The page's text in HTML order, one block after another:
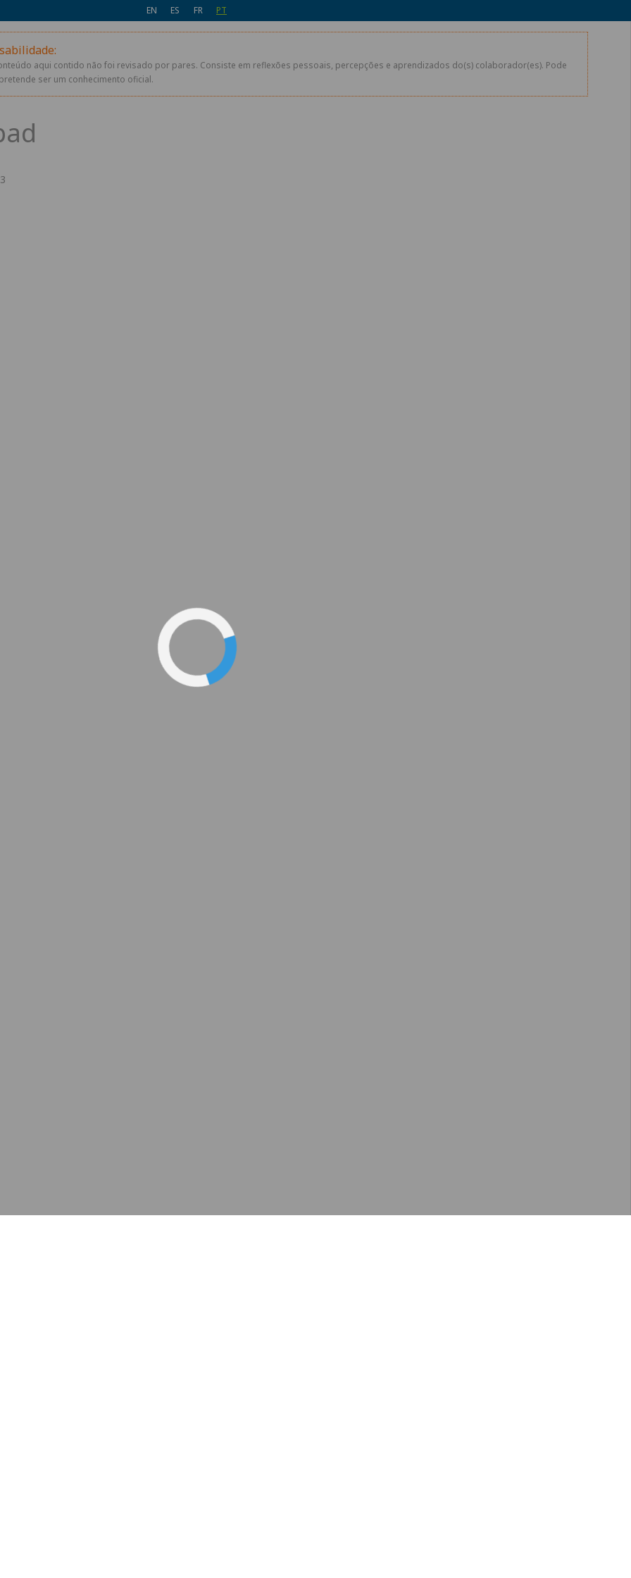
EN ES FR PT
aqui contido não foi revisado por pares. Consiste em reflexões pessoais, percepções e aprendizados do(s) colaborador(es). Pode
ser um conhecimento oficial.